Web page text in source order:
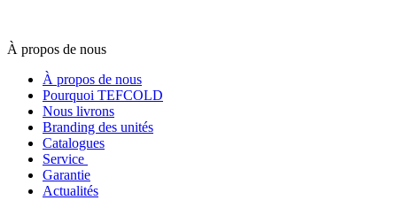
À propos de nous
À propos de nous
Pourquoi TEFCOLD
Nous livrons
Branding des unités
Catalogues
Service
Garantie
Actualités